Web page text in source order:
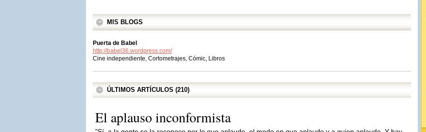
MIS BLOGS
Puerta de Babel
http://babel36.wordpress.com/
Cine independiente, Cortometrajes, Cómic, Libros
ÚLTIMOS ARTÍCULOS (210)
El aplauso inconformista